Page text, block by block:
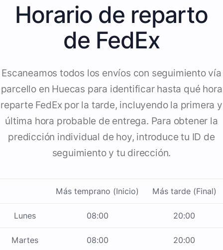
Horario de reparto
de FedEx
Escaneamos todos los envíos con seguimiento vía
parcello en Huecas para identificar hasta qué hora
reparte FedEx por la tarde, incluyendo la primera y
última hora probable de entrega. Para obtener la
predicción individual de hoy, introduce tu ID de
seguimiento y tu dirección.
Más temprano (Inicio) Más tarde (Final)
Lunes 08:00 20:00
Martes 08:00 20:00